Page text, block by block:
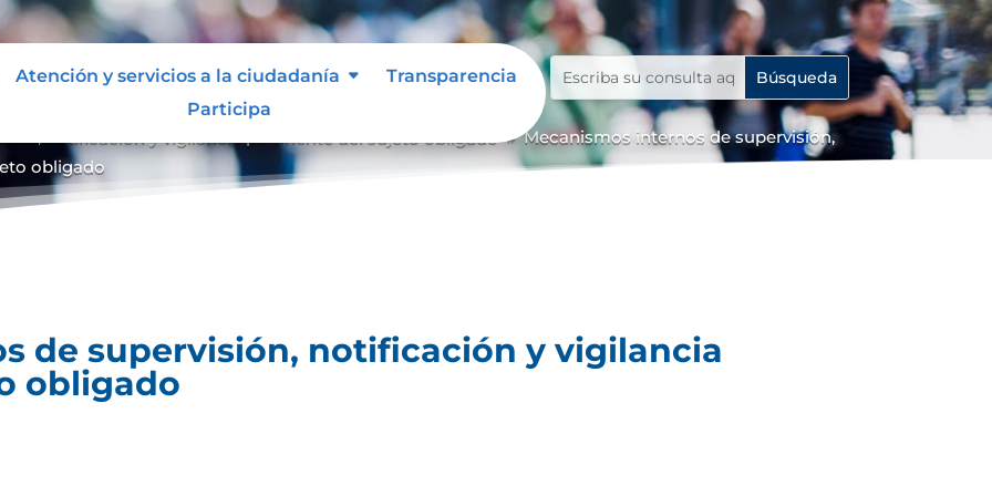
Atención y servicios a la ciudadanía
Transparencia
Participa
notificación y vigilancia pertinente del sujeto obligado 9 Mecanismos internos de supervisión,
obligado
de supervisión, notificación y vigilancia
obligado